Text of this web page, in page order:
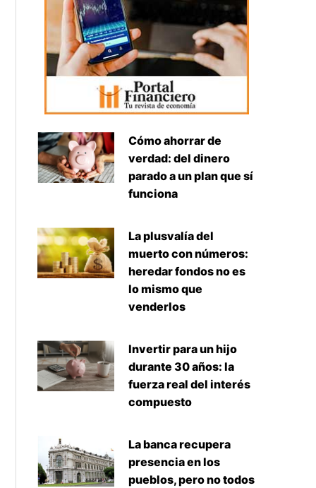
Cómo ahorrar de
verdad: del dinero
parado a un plan que sí
funciona
La plusvalía del
muerto con números:
heredar fondos no es
lo mismo que
venderlos
Invertir para un hijo
durante 30 años: la
fuerza real del interés
compuesto
La banca recupera
presencia en los
pueblos, pero no todos